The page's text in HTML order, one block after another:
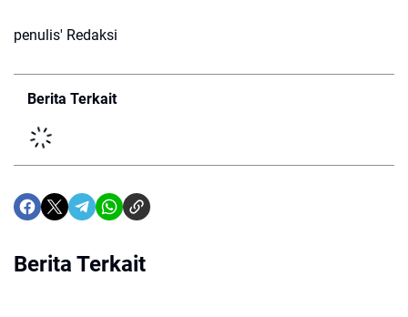
penulis' Redaksi
Berita Terkait
Berita Terkait